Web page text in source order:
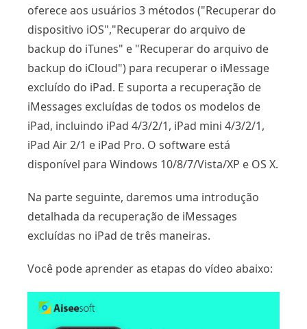
oferece aos usuários 3 métodos ("Recuperar do
dispositivo iOS","Recuperar do arquivo de
backup do iTunes" e "Recuperar do arquivo de
backup do iCloud") para recuperar o iMessage
excluído do iPad. E suporta a recuperação de
iMessages excluídas de todos os modelos de
iPad, incluindo iPad 4/3/2/1, iPad mini 4/3/2/1,
iPad Air 2/1 e iPad Pro. O software está
disponível para Windows 10/8/7/Vista/XP e OS X.
Na parte seguinte, daremos uma introdução
detalhada da recuperação de iMessages
excluídas no iPad de três maneiras.
Você pode aprender as etapas do vídeo abaixo: